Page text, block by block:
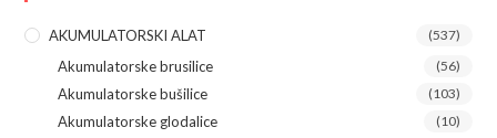
AKUMULATORSKI ALAT (537)
Akumulatorske brusilice (56)
Akumulatorske bušilice (103)
Akumulatorske glodalice (10)